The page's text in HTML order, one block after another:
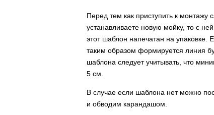
Перед тем как приступить к монтажу
устанавливаете новую мойку, то с
этот шаблон напечатан на упаковке.
таким образом формируется линия
шаблона следует учитывать, что
5 см.
В случае если шаблона нет можно
и обводим карандашом.